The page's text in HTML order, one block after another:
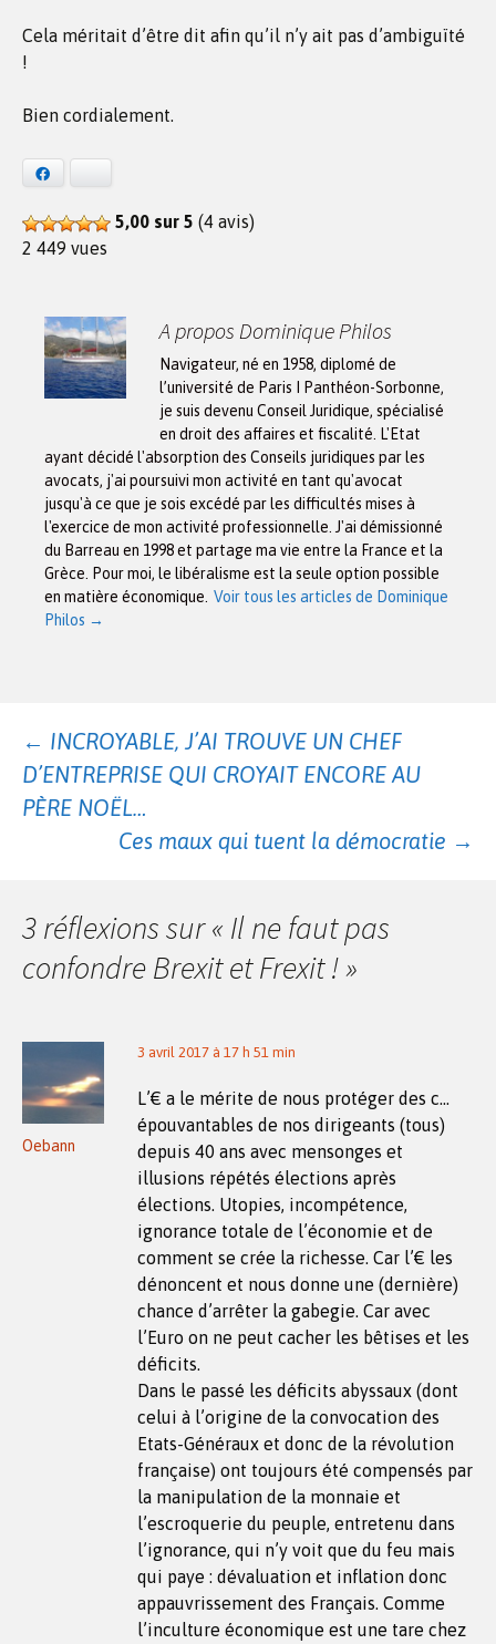
Cela méritait d’être dit afin qu’il n’y ait pas d’ambiguïté
!
Bien cordialement.
5,00 sur 5 (4 avis)
2 449 vues
A propos Dominique Philos
Navigateur, né en 1958, diplomé de
l’université de Paris I Panthéon-Sorbonne,
je suis devenu Conseil Juridique, spécialisé
en droit des affaires et fiscalité. L'Etat
ayant décidé l'absorption des Conseils juridiques par les
avocats, j'ai poursuivi mon activité en tant qu'avocat
jusqu'à ce que je sois excédé par les difficultés mises à
l'exercice de mon activité professionnelle. J'ai démissionné
du Barreau en 1998 et partage ma vie entre la France et la
Grèce. Pour moi, le libéralisme est la seule option possible
en matière économique. Voir tous les articles de Dominique
Philos →
Navigation
des
← INCROYABLE, J’AI TROUVE UN CHEF
D’ENTREPRISE QUI CROYAIT ENCORE AU
PÈRE NOËL…
Ces maux qui tuent la démocratie →
3 réflexions sur « Il ne faut pas
confondre Brexit et Frexit !»
Oebann
3 avril 2017 à 17 h 51 min
L’€ a le mérite de nous protéger des c…
épouvantables de nos dirigeants (tous)
depuis 40 ans avec mensonges et
illusions répétés élections après
élections. Utopies, incompétence,
ignorance totale de l’économie et de
comment se crée la richesse. Car l’€ les
dénoncent et nous donne une (dernière)
chance d’arrêter la gabegie. Car avec
l’Euro on ne peut cacher les bêtises et les
déficits.
Dans le passé les déficits abyssaux (dont
celui à l’origine de la convocation des
Etats-Généraux et donc de la révolution
française) ont toujours été compensés par
la manipulation de la monnaie et
l’escroquerie du peuple, entretenu dans
l’ignorance, qui n’y voit que du feu mais
qui paye : dévaluation et inflation donc
appauvrissement des Français. Comme
l’inculture économique est une tare chez